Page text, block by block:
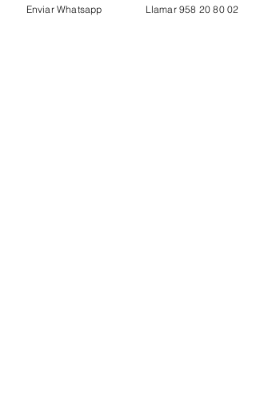
Enviar Whatsapp Llamar 958 20 80 02